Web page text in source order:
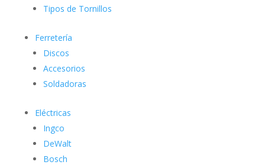
Tipos de Tornillos
Ferretería
Discos
Accesorios
Soldadoras
Eléctricas
Ingco
DeWalt
Bosch